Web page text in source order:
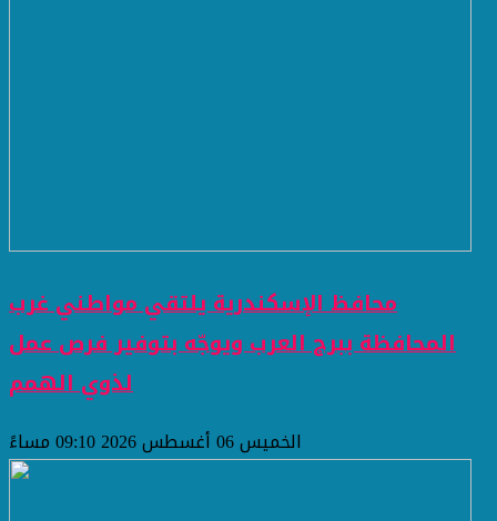
محافظ الإسكندرية يلتقي مواطني غرب
المحافظة ببرج العرب ويوجّه بتوفير فرص عمل
لذوي الهمم
الخميس 06 أغسطس 2026 09:10 مساءً